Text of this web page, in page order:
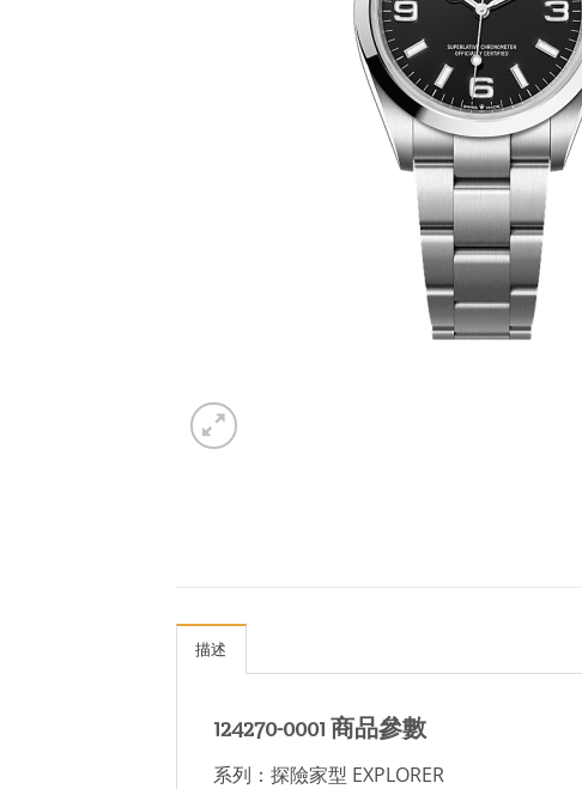
描述
124270-0001 商品參數
系列：探險家型 EXPLORER